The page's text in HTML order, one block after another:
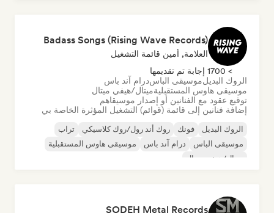
Badass Songs (Rising Wave Records)
العلامة, أمين قائمة التشغيل
> 1700 إجابة تم تقديمها
الروك البديلموسيقى الباسدرام آند باس
موسيقى هاوس المستقبليةميتال/هيفي ميتال
توقيع عقود مع الفنانين أو إصدار موسيقاهم
إضافة فنانين إلى قائمة (قوائم) التشغيل المؤثرة الخاصة بي
الروك البديل فونك روك أند رول/روك كلاسيكي
تراب
موسيقى الباس
درام آند باس
موسيقى هاوس المستقبلية
ميتال/هيفي ميتال
SODEH Metal Records